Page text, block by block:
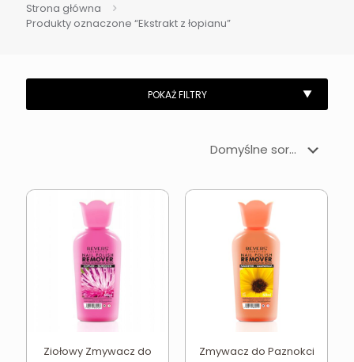
Strona główna
Produkty oznaczone “Ekstrakt z łopianu”
Ziołowy Zmywacz do
Zmywacz do Paznokci